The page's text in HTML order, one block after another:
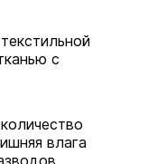
с
влага